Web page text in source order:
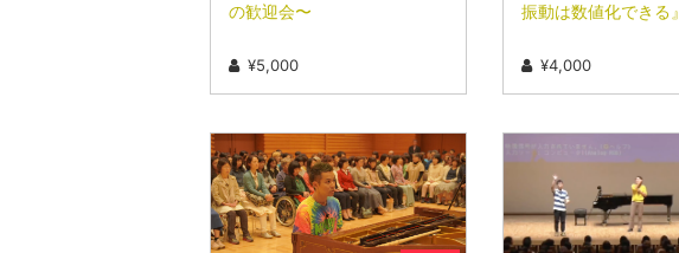
の歓迎会〜
¥5,000
振動は数値化できる』
¥4,000